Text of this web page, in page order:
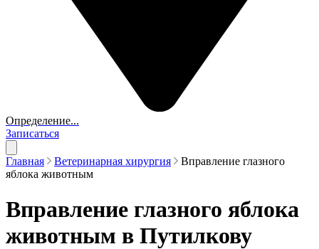
Определение...
Записаться
Главная Ветеринарная хирургия
Вправление глазного
яблока животным
Вправление глазного яблока
животным в Путилкову